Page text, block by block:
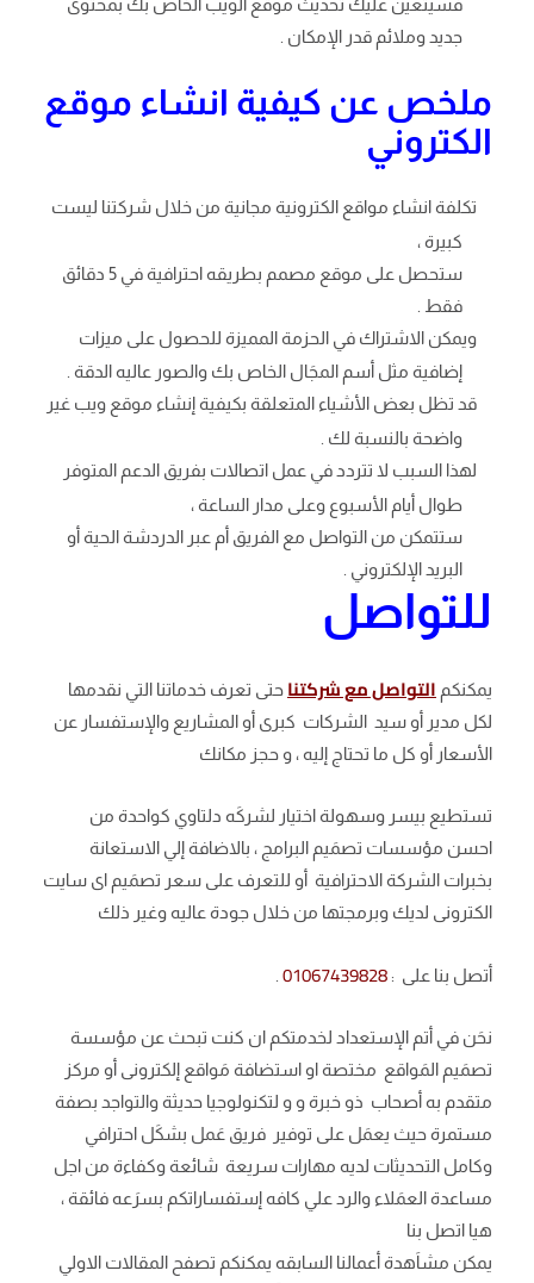
فسيتعين علَيك تحديث موقع الويب الخاص بك بمحتوى
جديد وملائم قدر الإمكان .
ملخص عن كيفية انشاء موقع
الكتروني
تكلفة انشاء مواقع الكترونية مجانية من خلال شركتنا ليست
كبيرة ،
ستحصل على موقع مصمم بطريقه احترافية في 5 دقائق
فقط .
ويمكن الاشتراك في الحزمة المميزة للحصول على ميزات
إضافية مثل أسم المجَال الخاص بك والصور عاليه الدقة .
قد تظل بعض الأشياء المتعلقة بكيفية إنشاء موقع ويب غير
واضحة بالنسبة لك .
لهذا السبب لا تتردد في عمل اتصالات بفريق الدعم المتوفر
طوال أيام الأسبوع وعلى مدار الساعة ،
ستتمكن من التواصل مع الفريق أم عبر الدردشة الحية أو
البريد الإلكتروني .
للتواصل
يمكنكم التواصل مع شركتناحتى تعرف خدماتنا التي نقدمها
لكل مدير أو سيد الشركات كبرى أو المشاريع والإستفسار عن
الأسعار أو كل ما تحتاج إليه ، و حجز مكانك
تستطيع بيسر وسهولة اختيار لشركَه دلتاوي كواحدة من
احسن مؤسسات تصمَيم البرامج ، بالاضافة إلي الاستعانة
بخبرات الشركة الاحترافية أو للتعرف على سعر تصمَيم اى سايت
الكترونى لديك وبرمجتها من خلال جودة عاليه وغير ذلك
أتصل بنا على : 01067439828
نحَن في أتم الإستعداد لخدمتكم ان كنت تبحث عن مؤسسة
تصمَيم المَواقع مختصة او استضافة مَواقع إلكترونى أو مركز
متقدم به أصحاب ذو خبرة و و لتكنولوجيا حديثة والتواجد بصفة
مستمرة حيث يعمَل على توفير فريق عَمل بشكَل احترافي
وكامل التحديثات لديه مهارات سريعة شائعة وكفاءة من اجل
مساعدة العمَلاء والرد علي كافه إستفساراتكم بسرَعه فائقة ،
هيا اتصل بنا
يمكن مشاَهدة أعمالنا السابقه يمكنكم تصفح المقالات الاولي